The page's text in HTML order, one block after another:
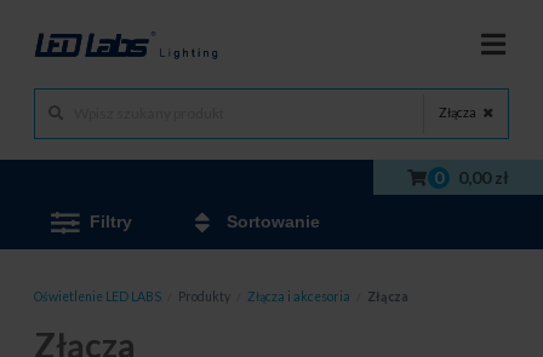
Złącza
0 0,00 zł
Filtry Sortowanie
Oświetlenie LED LABS Produkty Złącza i akcesoria Złącza
Złącza